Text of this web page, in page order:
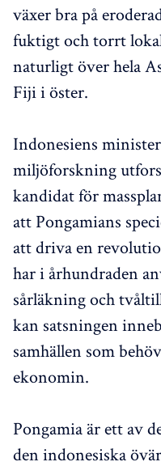
växer bra på
fuktigt och torrt
naturligt över hela
Fiji i öster.
Indonesiens
miljöforskning
kandidat för
att Pongamians
att driva en
har i århundraden
sårläkning och
kan satsningen
samhällen som
ekonomin.
Pongamia är ett av
den indonesiska